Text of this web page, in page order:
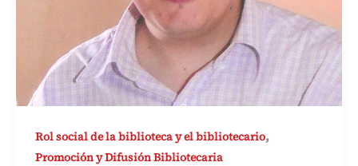
Rol social de la biblioteca y el bibliotecario,
Promoción y Difusión Bibliotecaria